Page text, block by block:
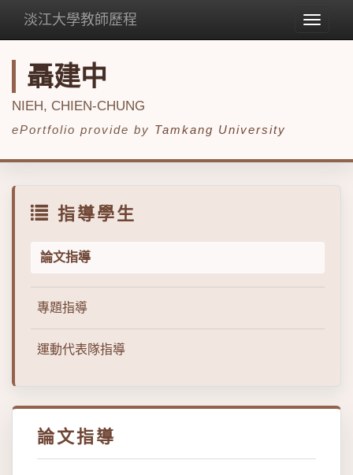
Toggle
淡江大學教師歷程
聶建中
NIEH, CHIEN-CHUNG
ePortfolio provide by Tamkang University
指導學生
論文指導
專題指導
運動代表隊指導
論文指導